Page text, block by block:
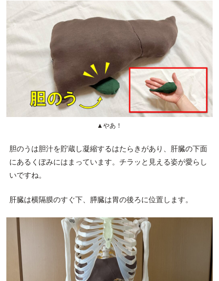
▲やあ！
胆のうは胆汁を貯蔵し凝縮するはたらきがあり、肝臓の下面
にあるくぼみにはまっています。チラッと見える姿が愛らし
いですね。
肝臓は横隔膜のすぐ下、膵臓は胃の後ろに位置します。